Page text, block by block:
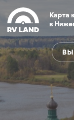
Карта
в